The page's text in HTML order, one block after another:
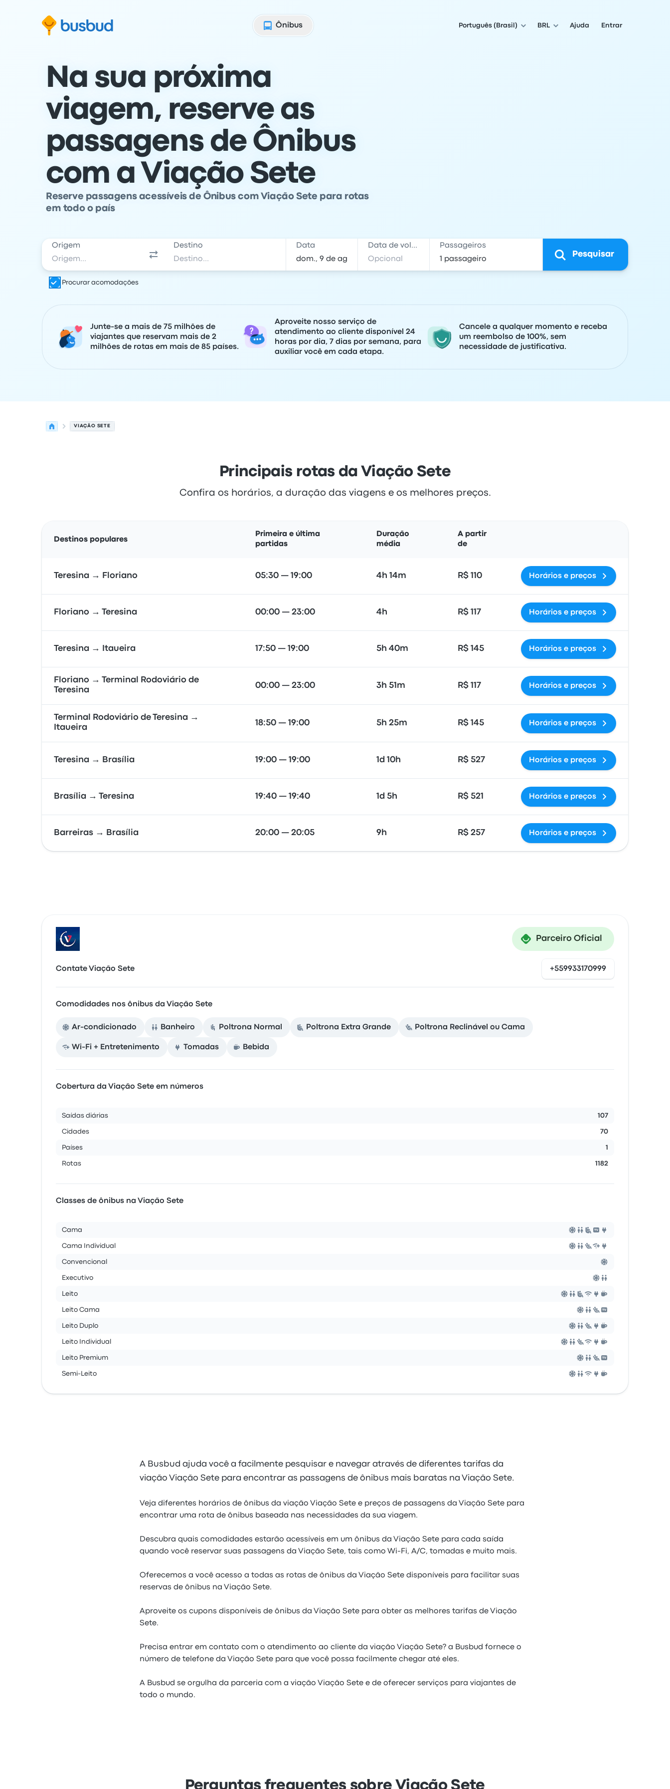
Ônibus
Português (Brasil) BRL Ajuda Entrar
Na sua próxima
viagem, reserve as
passagens de Ônibus
com a Viação Sete
Reserve passagens acessíveis de Ônibus com Viação Sete para rotas
em todo o país
Origem Destino Data Data de volta Passageiros
Pesquisar
Procurar acomodações
Junte-se a mais de 75 milhões de
viajantes que reservam mais de 2
milhões de rotas em mais de 85 países.
Aproveite nosso serviço de
atendimento ao cliente disponível 24
horas por dia, 7 dias por semana, para
auxiliar você em cada etapa.
Cancele a qualquer momento e receba
um reembolso de 100%, sem
necessidade de justificativa.
VIAÇÃO SETE
Principais rotas da Viação Sete
Confira os horários, a duração das viagens e os melhores preços.
Destinos populares
Primeira e última
partidas
Duração
média
A partir
de
Teresina → Floriano 05:30 — 19:00 4h 14m R$ 110 Horários e preços
Floriano → Teresina 00:00 — 23:00 4h R$ 117 Horários e preços
Teresina → Itaueira 17:50 — 19:00 5h 40m R$ 145 Horários e preços
Floriano → Terminal Rodoviário de
Teresina
00:00 — 23:00 3h 51m R$ 117 Horários e preços
Terminal Rodoviário de Teresina →
Itaueira
18:50 — 19:00 5h 25m R$ 145 Horários e preços
Teresina → Brasília 19:00 — 19:00 1d 10h R$ 527 Horários e preços
Brasília → Teresina 19:40 — 19:40 1d 5h R$ 521 Horários e preços
Barreiras → Brasília 20:00 — 20:05 9h R$ 257 Horários e preços
Parceiro Oficial
Contate Viação Sete +559933170999
Comodidades nos ônibus da Viação Sete
Ar-condicionado Banheiro Poltrona Normal Poltrona Extra Grande Poltrona Reclinável ou Cama
Wi-Fi + Entretenimento Tomadas Bebida
Cobertura da Viação Sete em números
Saídas diárias 107
Cidades 70
Países 1
Rotas 1182
Classes de ônibus na Viação Sete
Cama
Cama Individual
Convencional
Executivo
Leito
Leito Cama
Leito Duplo
Leito Individual
Leito Premium
Semi-Leito
A Busbud ajuda você a facilmente pesquisar e navegar através de diferentes tarifas da
viação Viação Sete para encontrar as passagens de ônibus mais baratas na Viação Sete.
Veja diferentes horários de ônibus da viação Viação Sete e preços de passagens da Viação Sete para
encontrar uma rota de ônibus baseada nas necessidades da sua viagem.
Descubra quais comodidades estarão acessíveis em um ônibus da Viação Sete para cada saída
quando você reservar suas passagens da Viação Sete, tais como Wi-Fi, A/C, tomadas e muito mais.
Oferecemos a você acesso a todas as rotas de ônibus da Viação Sete disponíveis para facilitar suas
reservas de ônibus na Viação Sete.
Aproveite os cupons disponíveis de ônibus da Viação Sete para obter as melhores tarifas de Viação
Sete.
Precisa entrar em contato com o atendimento ao cliente da viação Viação Sete? a Busbud fornece o
número de telefone da Viação Sete para que você possa facilmente chegar até eles.
A Busbud se orgulha da parceria com a viação Viação Sete e de oferecer serviços para viajantes de
todo o mundo.
Perguntas frequentes sobre Viação Sete